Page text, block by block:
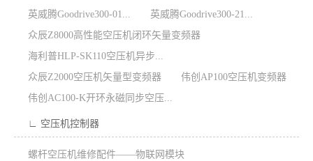
英威腾Goodrive300-01...
英威腾Goodrive300-21...
众辰Z8000高性能空压机闭环矢量变频器
海利普HLP-SK110空压机异步...
众辰Z2000空压机矢量型变频器
伟创AP100空压机变频器
伟创AC100-K开环永磁同步空压...
∟ 空压机控制器
螺杆空压机维修配件——物联网模块